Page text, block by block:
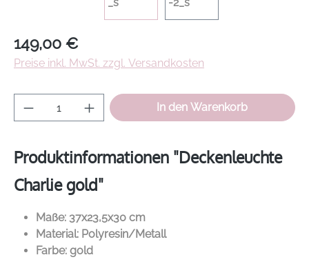
Regulärer Preis:
149,00 €
Preise inkl. MwSt. zzgl. Versandkosten
Produkt Anzahl: Gib den gewünschten
In den Warenkorb
Produktinformationen "Deckenleuchte
Charlie gold"
Maße: 37x23,5x30 cm
Material: Polyresin/Metall
Farbe: gold